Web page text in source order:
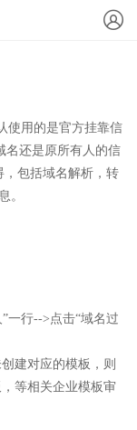
使用的是官方挂靠信
名还是原所有人的信
，包括域名解析，转
。
一行-->点击“域名过
建对应的模板，则
等相关企业模板审